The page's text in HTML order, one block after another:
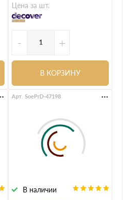
Цена за шт.
- +
В КОРЗИНУ
В наличии
Арт. SoePrD-47198